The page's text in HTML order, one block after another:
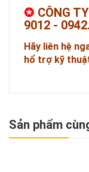
✪ CÔNG
9012 -
Hãy liên hệ
hổ trợ kỹ thuậ
Sản phẩm